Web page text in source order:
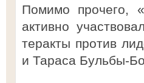
Помимо прочего,
активно
теракты против
и Тараса Бульбы-